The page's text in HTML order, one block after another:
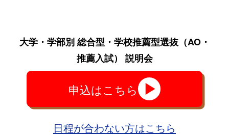
大学・学部別 総合型・学校推薦型選抜（AO・
推薦入試） 説明会
申込はこちら
日程が合わない方はこちら